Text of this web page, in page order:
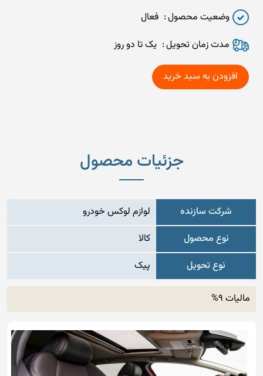
وضعیت محصول
فعال
مدت زمان تحويل
یک تا دو روز
جزئیات محصول
شرکت سازنده
لوازم لوکس خودرو
نوع محصول
کالا
نوع تحویل
پیک
مالیات 9%